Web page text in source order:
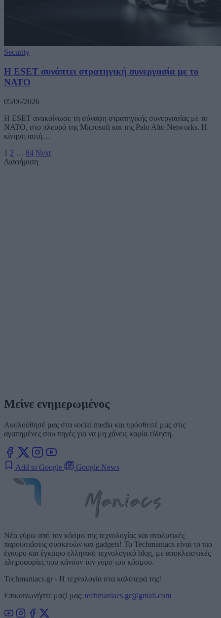
Security
Η ESET συνάπτει στρατηγική συνεργασία με το
ΝΑΤΟ
05/06/2026
Η ESET ανακοίνωσε τη σύναψη στρατηγικής συνεργασίας με το
NATO, στο πλευρό της Microsoft και της Palo Alto Networks. Η
κίνηση αυτή…
1 2 … 84 Next
Διαφήμιση
Μείνε ενημερωμένος
Ακολούθησέ μας στα social media και πρόσθεσέ μας στις
αγαπημένες σου πηγές για να μη χάνεις καμία είδηση.
Add to Google Google News
Νέα γύρω από τον κόσμο της τεχνολογίας και αναλυτικές
παρουσιάσεις συσκευών και gadgets! Το Techmaniacs είναι το πιο
έγκυρο και έγκαιρο ελληνικό τεχνολογικό blog, με αποκλειστικές
πληροφορίες που κάνουν τον γύρο του κόσμου.
Techmaniacs.gr - Η τεχνολογία στα καλύτερά της!
Επικοινωνήστε μαζί μας: techmaniacs.gr@gmail.com